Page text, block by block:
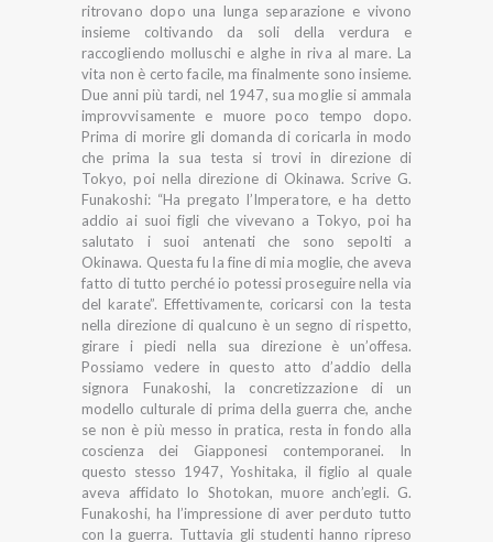
ritrovano dopo una lunga separazione e vivono
insieme coltivando da soli della verdura e
raccogliendo molluschi e alghe in riva al mare. La
vita non è certo facile, ma finalmente sono insieme.
Due anni più tardi, nel 1947, sua moglie si ammala
improvvisamente e muore poco tempo dopo.
Prima di morire gli domanda di coricarla in modo
che prima la sua testa si trovi in direzione di
Tokyo, poi nella direzione di Okinawa. Scrive G.
Funakoshi: “Ha pregato l’Imperatore, e ha detto
addio ai suoi figli che vivevano a Tokyo, poi ha
salutato i suoi antenati che sono sepolti a
Okinawa. Questa fu la fine di mia moglie, che aveva
fatto di tutto perché io potessi proseguire nella via
del karate”. Effettivamente, coricarsi con la testa
nella direzione di qualcuno è un segno di rispetto,
girare i piedi nella sua direzione è un’offesa.
Possiamo vedere in questo atto d’addio della
signora Funakoshi, la concretizzazione di un
modello culturale di prima della guerra che, anche
se non è più messo in pratica, resta in fondo alla
coscienza dei Giapponesi contemporanei. In
questo stesso 1947, Yoshitaka, il figlio al quale
aveva affidato lo Shotokan, muore anch’egli. G.
Funakoshi, ha l’impressione di aver perduto tutto
con la guerra. Tuttavia gli studenti hanno ripreso